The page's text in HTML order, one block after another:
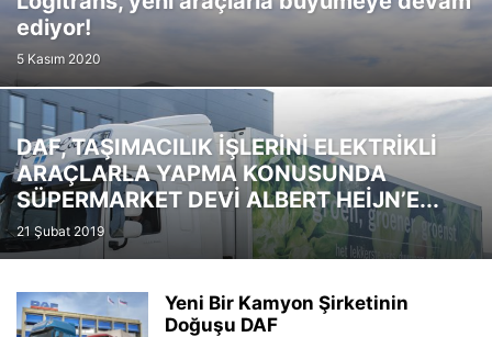
ediyor!​
5 Kasım 2020
DAF, TAŞIMACILIK İŞLERİNİ ELEKTRİKLİ
ARAÇLARLA YAPMA KONUSUNDA
SÜPERMARKET DEVİ ALBERT HEİJN’E...
21 Şubat 2019
Yeni Bir Kamyon Şirketinin
Doğuşu DAF